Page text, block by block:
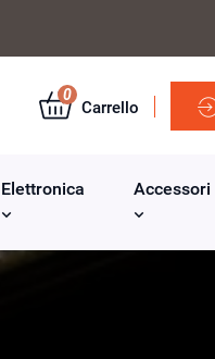
0
Carrello
Elettronica Accessori